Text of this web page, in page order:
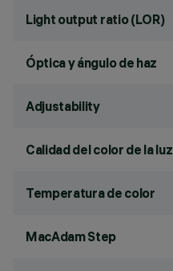
Light output ratio (LOR)
Óptica y ángulo de haz
Adjustability
Calidad del color de la luz
Temperatura de color
MacAdam Step